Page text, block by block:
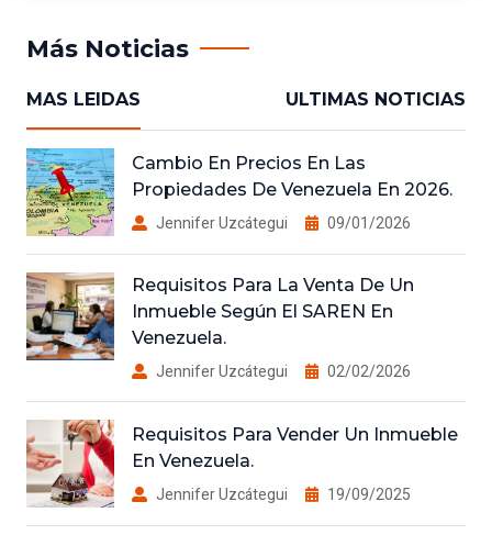
Más Noticias
MAS LEIDAS ULTIMAS NOTICIAS
Cambio En Precios En Las
Propiedades De Venezuela En 2026.
Jennifer Uzcátegui 09/01/2026
Requisitos Para La Venta De Un
Inmueble Según El SAREN En
Venezuela.
Jennifer Uzcátegui 02/02/2026
Requisitos Para Vender Un Inmueble
En Venezuela.
Jennifer Uzcátegui 19/09/2025